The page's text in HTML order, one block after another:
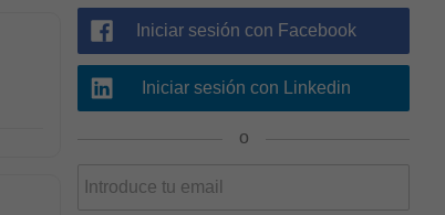
Iniciar sesión con Facebook
Iniciar sesión con Linkedin
o